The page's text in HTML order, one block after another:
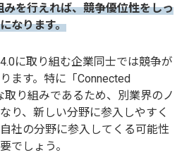
を行えれば、競争優位性をしっ
なります。
に取り組む企業同士では競争が
ます。特に「Connected
り組みであるため、別業界のノ
り、新しい分野に参入しやすく
社の分野に参入してくる可能性
でしょう。